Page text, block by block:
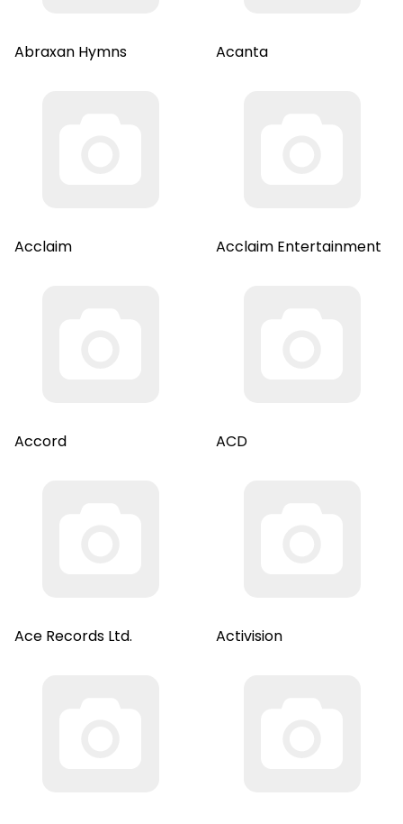
Abraxan Hymns Acanta
Acclaim Acclaim Entertainment
Accord ACD
Ace Records Ltd. Activision